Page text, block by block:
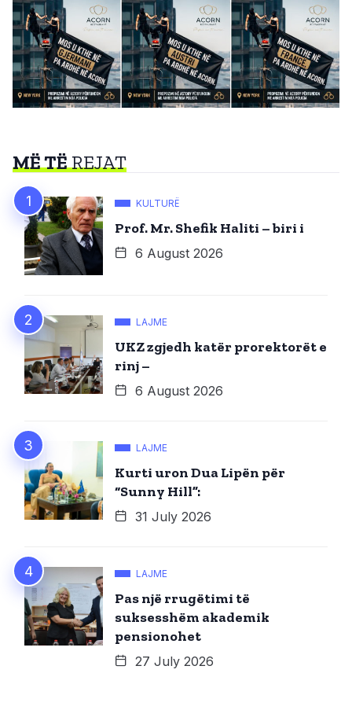
MË TËREJAT
KULTURË
Prof. Mr. Shefik Haliti – biri i
6 August 2026
LAJME
UKZ zgjedh katër prorektorët e
rinj –
6 August 2026
LAJME
Kurti uron Dua Lipën për
“Sunny Hill”:
31 July 2026
LAJME
Pas një rrugëtimi të
suksesshëm akademik
pensionohet
27 July 2026